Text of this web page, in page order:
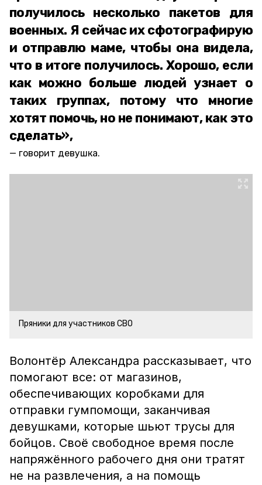
получилось несколько пакетов для
военных. Я сейчас их сфотографирую
и отправлю маме, чтобы она видела,
что в итоге получилось. Хорошо, если
как можно больше людей узнает о
таких группах, потому что многие
хотят помочь, но не понимают, как это
сделать»,
говорит девушка.
Пряники для участников СВО
Волонтёр Александра рассказывает, что
помогают все: от магазинов,
обеспечивающих коробками для
отправки гумпомощи, заканчивая
девушками, которые шьют трусы для
бойцов. Своё свободное время после
напряжённого рабочего дня они тратят
не на развлечения, а на помощь